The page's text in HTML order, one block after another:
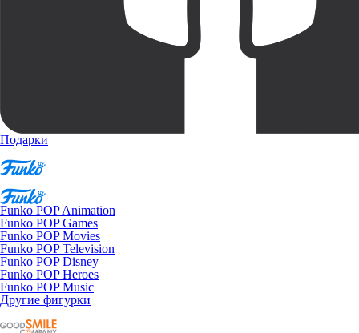
Подарки
Funko POP Animation
Funko POP Games
Funko POP Movies
Funko POP Television
Funko POP Disney
Funko POP Heroes
Funko POP Music
Другие фигурки